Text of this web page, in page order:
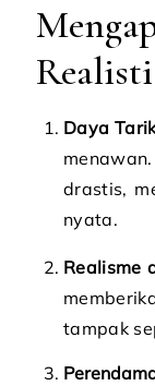
Daya
drastis,
nyata.
Realisme
tampak